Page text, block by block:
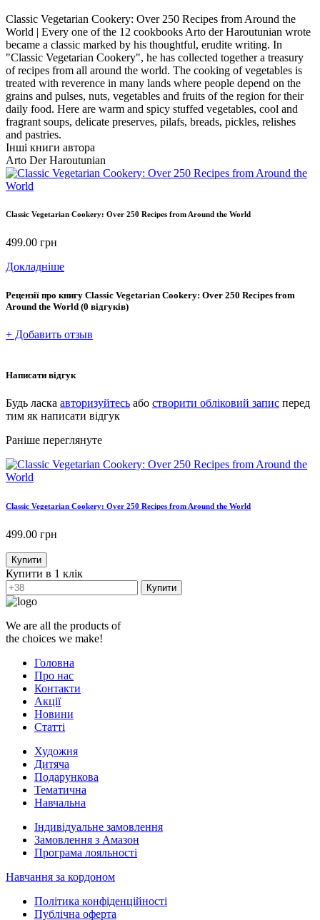
Classic Vegetarian Cookery: Over 250 Recipes from Around the
World | Every one of the 12 cookbooks Arto der Haroutunian wrote
became a classic marked by his thoughtful, erudite writing. In
"Classic Vegetarian Cookery", he has collected together a treasury
of recipes from all around the world. The cooking of vegetables is
treated with reverence in many lands where people depend on the
grains and pulses, nuts, vegetables and fruits of the region for their
daily food. Here are warm and spicy stuffed vegetables, cool and
fragrant soups, delicate preserves, pilafs, breads, pickles, relishes
and pastries.
Інші книги автора
Arto Der Haroutunian
Classic Vegetarian Cookery: Over 250 Recipes from Around the World
499.00 грн
Докладніше
Рецензії про книгу Classic Vegetarian Cookery: Over 250 Recipes from
Around the World (0 відгуків)
+ Добавить отзыв
Написати відгук
Будь ласка авторизуйтесь або створити обліковий запис перед
тим як написати відгук
Раніше переглянуте
Classic Vegetarian Cookery: Over 250 Recipes from Around the World
499.00 грн
Купити
Купити в 1 клік
Купити
We are all the products of
the choices we make!
Головна
Про нас
Контакти
Акції
Новини
Статті
Художня
Дитяча
Подарункова
Тематична
Навчальна
Індивідуальне замовлення
Замовлення з Амазон
Програма лояльності
Навчання за кордоном
Політика конфіденційності
Публічна оферта